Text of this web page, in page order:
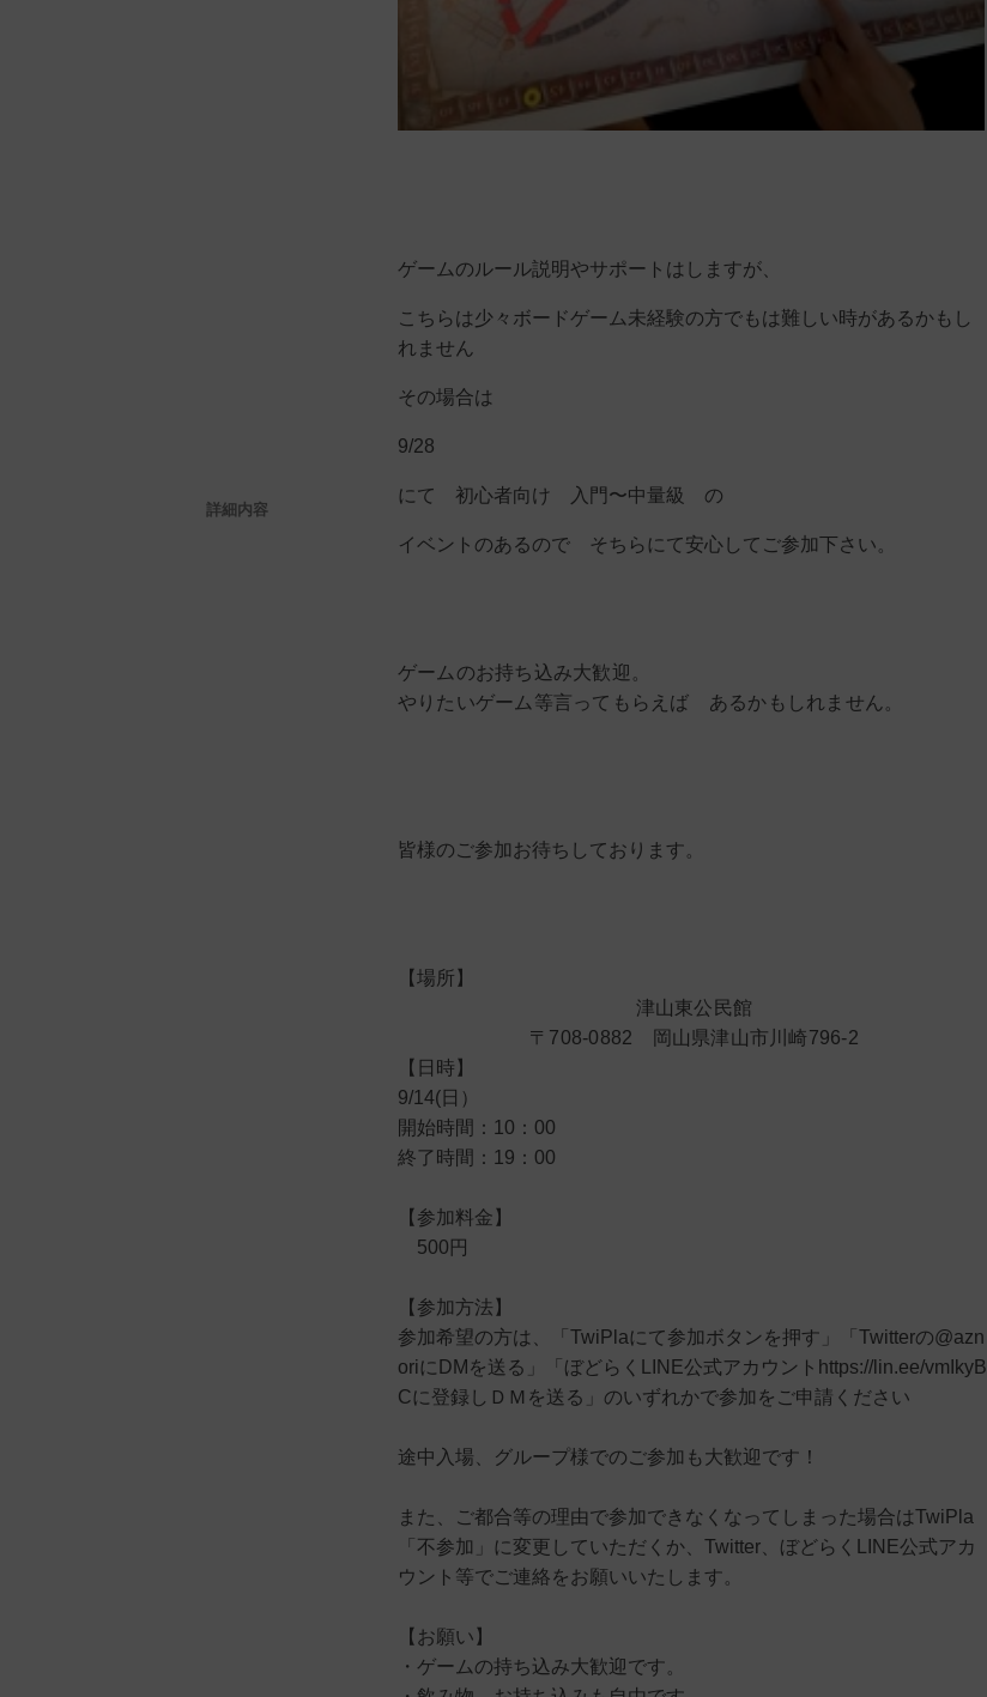
詳細内容
ゲームのルール説明やサポートはしますが、
こちらは少々ボードゲーム未経験の方でもは難しい時があるかもし
れません
その場合は
9/28
にて 初心者向け 入門〜中量級 の
イベントのあるので そちらにて安心してご参加下さい。
ゲームのお持ち込み大歓迎。
やりたいゲーム等言ってもらえば あるかもしれません。
皆様のご参加お待ちしております。
【場所】
津山東公民館
〒708-0882 岡山県津山市川崎796-2
【日時】
9/14(日）
開始時間：10：00
終了時間：19：00
【参加料金】
500円
【参加方法】
参加希望の方は、「TwiPlaにて参加ボタンを押す」「Twitterの@azn
oriにDMを送る」「ぼどらくLINE公式アカウントhttps://lin.ee/vmIkyB
Cに登録しＤＭを送る」のいずれかで参加をご申請ください
途中入場、グループ様でのご参加も大歓迎です！
また、ご都合等の理由で参加できなくなってしまった場合はTwiPla
「不参加」に変更していただくか、Twitter、ぼどらくLINE公式アカ
ウント等でご連絡をお願いいたします。
【お願い】
・ゲームの持ち込み大歓迎です。